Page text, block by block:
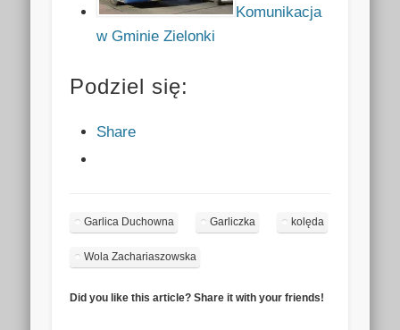
Komunikacja
w Gminie Zielonki
Podziel się:
Share
Garlica Duchowna Garliczka kolęda
Wola Zachariaszowska
Did you like this article? Share it with your friends!